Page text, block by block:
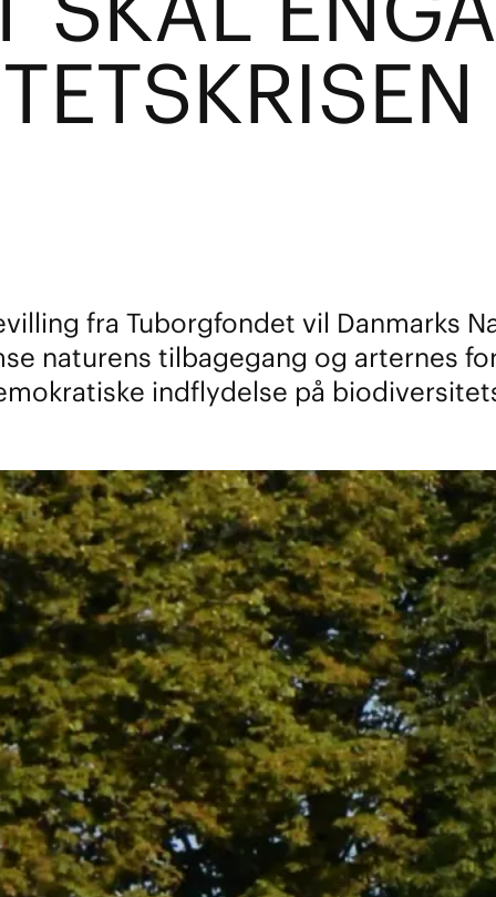
fra Tuborgfondet vil Danmarks
naturens tilbagegang og arternes
indflydelse på